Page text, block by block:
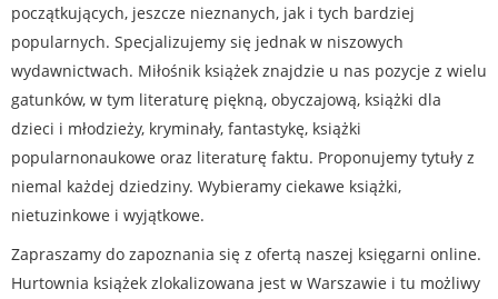
początkujących, jeszcze nieznanych, jak i tych bardziej
popularnych. Specjalizujemy się jednak w niszowych
wydawnictwach. Miłośnik książek znajdzie u nas pozycje z wielu
gatunków, w tym literaturę piękną, obyczajową, książki dla
dzieci i młodzieży, kryminały, fantastykę, książki
popularnonaukowe oraz literaturę faktu. Proponujemy tytuły z
niemal każdej dziedziny. Wybieramy ciekawe książki,
nietuzinkowe i wyjątkowe.
Zapraszamy do zapoznania się z ofertą naszej księgarni online.
Hurtownia książek zlokalizowana jest w Warszawie i tu możliwy